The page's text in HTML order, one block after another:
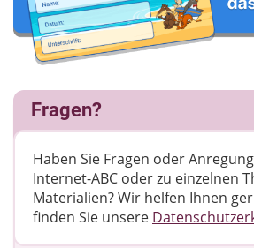
Fragen?
Haben Sie Fragen oder
Internet-ABC oder zu einzelnen
Materialien? Wir helfen Ihnen
finden Sie unsere